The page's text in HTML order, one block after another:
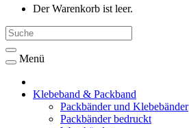
Der Warenkorb ist leer.
Menü
Klebeband & Packband
Packbänder und Klebebänder
Packbänder bedruckt